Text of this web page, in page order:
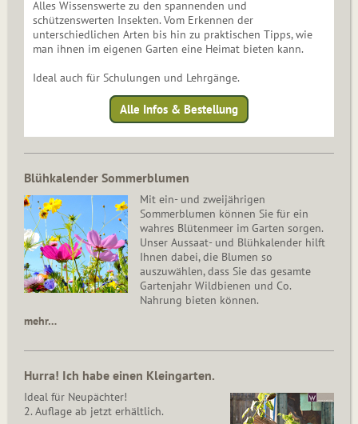
Alles Wissenswerte zu den spannenden und
schützenswerten Insekten. Vom Erkennen der
unterschiedlichen Arten bis hin zu praktischen Tipps, wie
man ihnen im eigenen Garten eine Heimat bieten kann.
Ideal auch für Schulungen und Lehrgänge.
Alle Infos & Bestellung
Blühkalender Sommerblumen
Mit ein- und zweijährigen
Sommerblumen können Sie für ein
wahres Blütenmeer im Garten sorgen.
Unser Aussaat- und Blühkalender hilft
Ihnen dabei, die Blumen so
auszuwählen, dass Sie das gesamte
Gartenjahr Wildbienen und Co.
Nahrung bieten können.
mehr…
Hurra! Ich habe einen Kleingarten.
Ideal für Neupächter!
2. Auflage ab jetzt erhältlich.